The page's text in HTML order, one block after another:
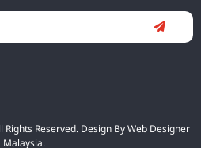
Reserved. Design ByWeb Designer
Malaysia.